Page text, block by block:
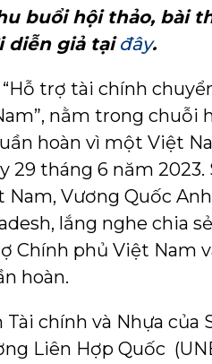
buổi hội thảo, bài
diễn giả tại đây.
trợ tài chính
nằm trong chuỗi
hoàn vì một Việt
29 tháng 6 năm 2023.
Vương Quốc
lắng nghe chia
Chính phủ Việt Nam
hoàn.
chính và Nhựa của
Liên Hợp Quốc